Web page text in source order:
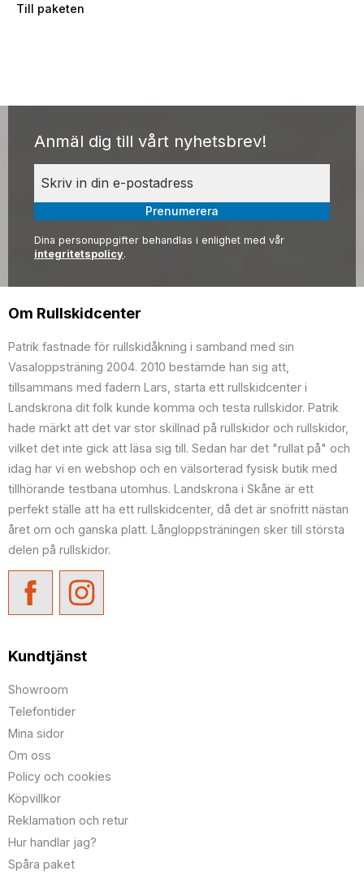
Till paketen
Anmäl dig till vårt nyhetsbrev!
Prenumerera
Dina personuppgifter behandlas i enlighet med vår
integritetspolicy.
Om Rullskidcenter
Patrik fastnade för rullskidåkning i samband med sin
Vasaloppsträning 2004. 2010 bestämde han sig att,
tillsammans med fadern Lars, starta ett rullskidcenter i
Landskrona dit folk kunde komma och testa rullskidor. Patrik
hade märkt att det var stor skillnad på rullskidor och rullskidor,
vilket det inte gick att läsa sig till. Sedan har det "rullat på" och
idag har vi en webshop och en välsorterad fysisk butik med
tillhörande testbana utomhus. Landskrona i Skåne är ett
perfekt ställe att ha ett rullskidcenter, då det är snöfritt nästan
året om och ganska platt. Långloppsträningen sker till största
delen på rullskidor.
Kundtjänst
Showroom
Telefontider
Mina sidor
Om oss
Policy och cookies
Köpvillkor
Reklamation och retur
Hur handlar jag?
Spåra paket